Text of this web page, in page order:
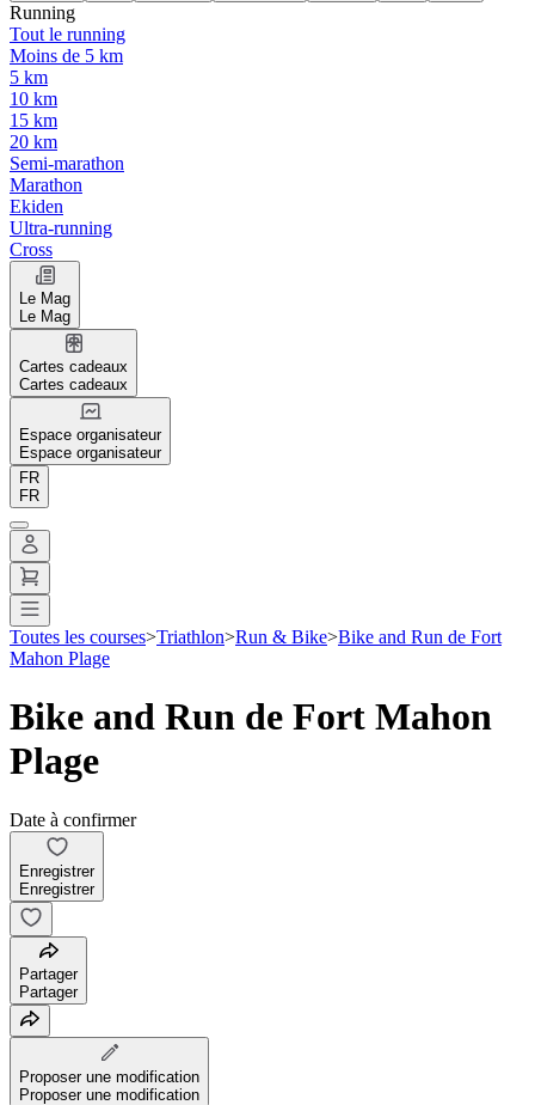
Running
Tout le running
Moins de 5 km
5 km
10 km
15 km
20 km
Semi-marathon
Marathon
Ekiden
Ultra-running
Cross
Le Mag
Le Mag
Cartes cadeaux
Cartes cadeaux
Espace organisateur
Espace organisateur
FR
FR
Toutes les courses>Triathlon>Run & Bike>Bike and Run de Fort
Mahon Plage
Bike and Run de Fort Mahon
Plage
Date à confirmer
Enregistrer
Enregistrer
Partager
Partager
Proposer une modification
Proposer une modification